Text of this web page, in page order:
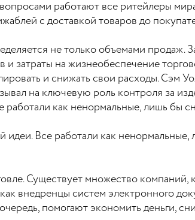
работают все ритейлеры
с доставкой товаров до
не только объемами продаж.
затраты на жизнеобеспечение
и снижать свои расходы. Сэм
на ключевую роль контроля за
как ненормальные, лишь бы
Все работали как ненормальные,
Существует множество компаний,
внедренцы систем электронного
помогают экономить деньги,